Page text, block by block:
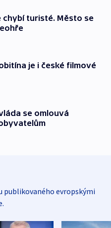
chybí turisté. Město se
je i české filmové
se omlouvá
publikovaného evropskými